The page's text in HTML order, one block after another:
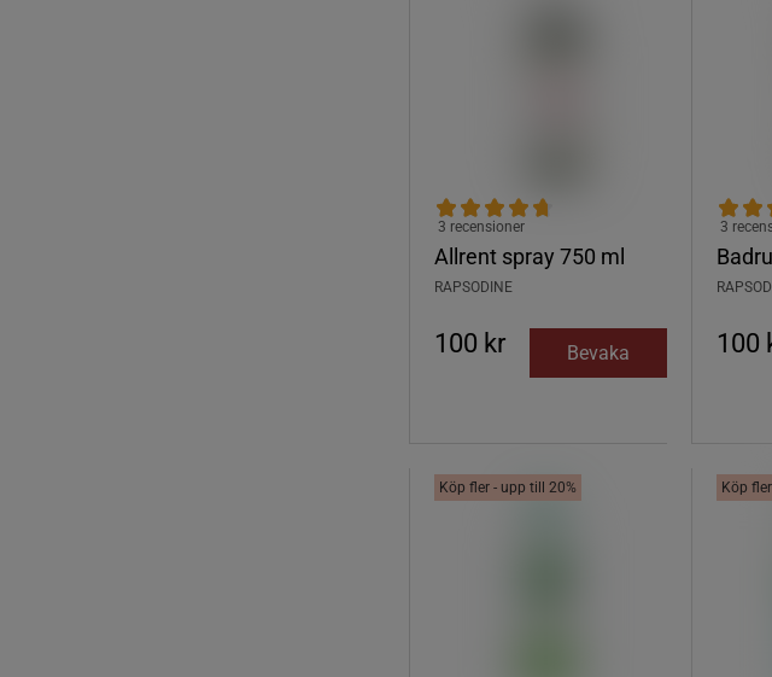
Allrent spray 750 ml
3 recensioner
RAPSODINE
100 kr Bevaka
3
100
Köp fler - upp till 20% Köp